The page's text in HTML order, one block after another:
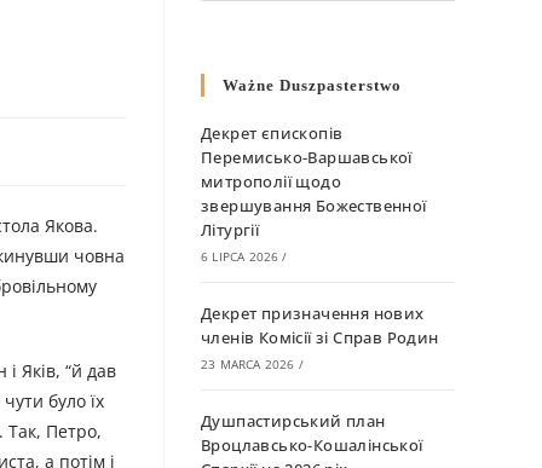
човна
Яків, “й дав
було їх
Так, Петро,
а потім і
Ważne Duszpasterstwo
Декрет єпископів
Перемисько-Варшавської
митрополії щодо
звершування Божественної
Літургії
6 LIPCA 2026 /
Декрет призначення нових
членів Комісії зі Справ Родин
23 MARCA 2026 /
Душпастирський план
Вроцлавсько-Кошалінської